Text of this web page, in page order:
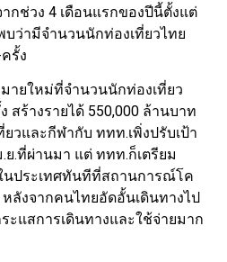
กช่วง 4 เดือนแรกของปีนี้ตั้งแต่
บว่ามีจำนวนนักท่องเที่ยวไทย
รั้ง
ายใหม่ที่จำนวนนักท่องเที่ยว
สร้างรายได้ 550,000 ล้านบาท
วและกีฬากับ ททท.เพิ่งปรับเป้า
ย.ที่ผ่านมา แต่ ททท.ก็เตรียม
นประเทศทันทีที่สถานการณ์โค
ลังจากคนไทยอัดอั้นเดินทางไป
ะแสการเดินทางและใช้จ่ายมาก